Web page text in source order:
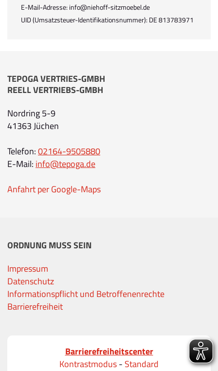
E-Mail-Adresse: info@niehoff-sitzmoebel.de
UID (Umsatzsteuer-Identifikationsnummer): DE 813783971
TEPOGA VERTRIES-GMBH
REELL VERTRIEBS-GMBH
Nordring 5-9
41363 Jüchen
Telefon:02164-9505880
E-Mail:info@tepoga.de
Anfahrt per Google-Maps
ORDNUNG MUSS SEIN
Impressum
Datenschutz
Informationspflicht und Betroffenenrechte
Barrierefreiheit
Barrierefreiheitscenter
Kontrastmodus- Standard